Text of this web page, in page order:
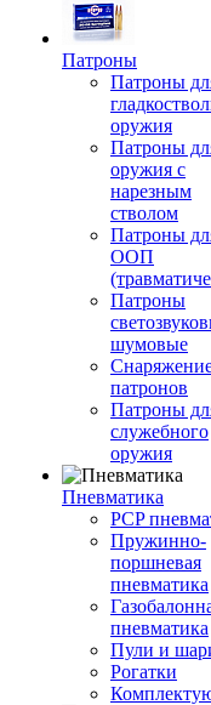
Патроны
Патроны
оружия
Патроны
оружия с
нарезным
стволом
Патроны
ООП
Патроны
шумовые
патронов
Патроны
служебного
оружия
Пневматика
PCP
Пружинно-
поршневая
пневматика
пневматика
Пули и
Рогатки